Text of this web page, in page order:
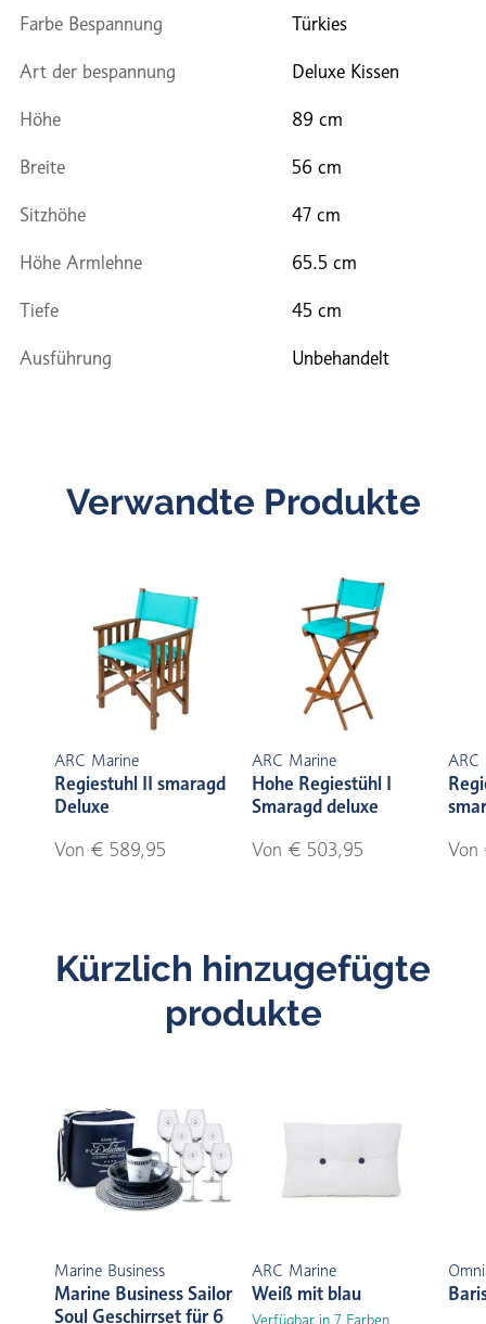
Farbe Bespannung Türkies
Art der bespannung Deluxe Kissen
Höhe 89 cm
Breite 56 cm
Sitzhöhe 47 cm
Höhe Armlehne 65.5 cm
Tiefe 45 cm
Ausführung Unbehandelt
Verwandte Produkte
ARC Marine
Regiestuhl II smaragd
Deluxe
Von € 589,95
ARC Marine
Hohe Regiestühl I
Smaragd deluxe
Von € 503,95
ARC
Von
Kürzlich hinzugefügte
produkte
Marine Business
Marine Business Sailor
Soul Geschirrset für 6
ARC Marine
Weiß mit blau
Verfügbar in 7 Farben